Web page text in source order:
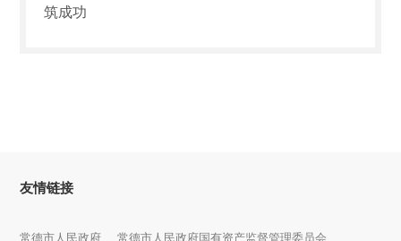
筑成功
友情链接
常德市人民政府 常德市人民政府国有资产监督管理委员会